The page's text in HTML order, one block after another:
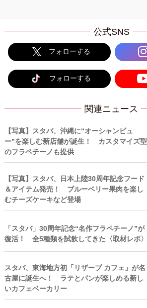
公式SNS
フォローする
フォローする
関連ニュース
【写真】スタバ、沖縄に“オーシャンビュ
ー”を楽しむ新店舗が誕生！ カスタマイズ型
のフラペチーノも提供
【写真】スタバ、日本上陸30周年記念フード
＆アイテム発売！ ブルーベリー果肉を楽し
むチーズケーキなど登場
「スタバ」30周年記念“名作フラペチーノ”が
復活！ 全5種類を試飲してきた〈取材レポ〉
スタバ、東海地方初「リザーブ カフェ」が名
古屋に誕生へ！ ラテとパンが楽しめる新し
いカフェベーカリー